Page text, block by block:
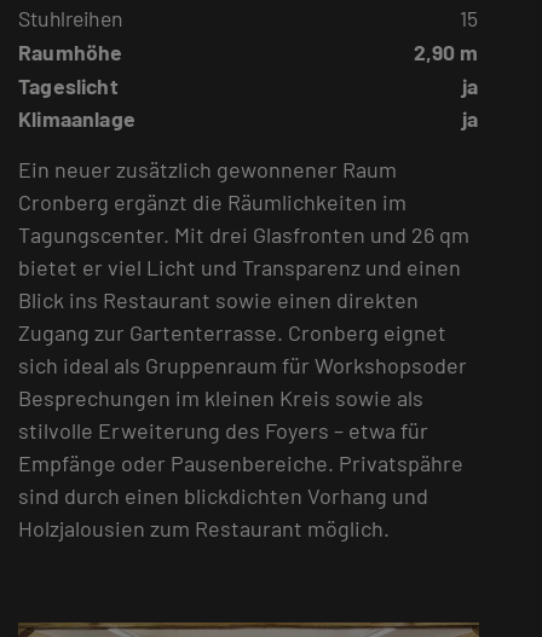
Stuhlreihen
15
Raumhöhe
2,90 m
Tageslicht
ja
Klimaanlage
ja
Ein neuer zusätzlich gewonnener Raum
Cronberg ergänzt die Räumlichkeiten im
Tagungscenter. Mit drei Glasfronten und 26 qm
bietet er viel Licht und Transparenz und einen
Blick ins Restaurant sowie einen direkten
Zugang zur Gartenterrasse. Cronberg eignet
sich ideal als Gruppenraum für Workshopsoder
Besprechungen im kleinen Kreis sowie als
stilvolle Erweiterung des Foyers – etwa für
Empfänge oder Pausenbereiche. Privatspähre
sind durch einen blickdichten Vorhang und
Holzjalousien zum Restaurant möglich.